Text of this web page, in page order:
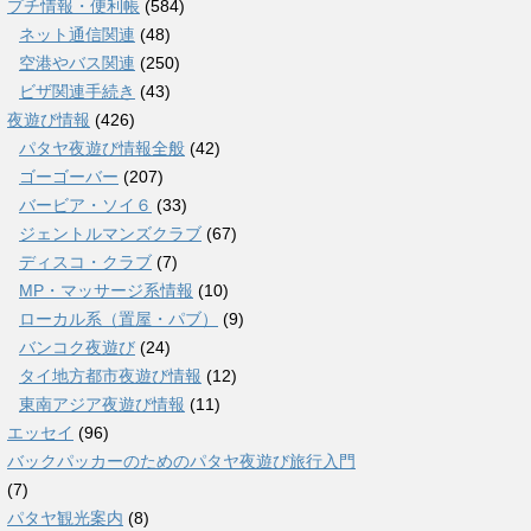
プチ情報・便利帳 (584)
ネット通信関連 (48)
空港やバス関連 (250)
ビザ関連手続き (43)
夜遊び情報 (426)
パタヤ夜遊び情報全般 (42)
ゴーゴーバー (207)
バービア・ソイ６ (33)
ジェントルマンズクラブ (67)
ディスコ・クラブ (7)
MP・マッサージ系情報 (10)
ローカル系（置屋・パブ）
(9)
バンコク夜遊び (24)
タイ地方都市夜遊び情報 (12)
東南アジア夜遊び情報 (11)
エッセイ (96)
バックパッカーのためのパタヤ夜遊び旅行入門
(7)
パタヤ観光案内 (8)